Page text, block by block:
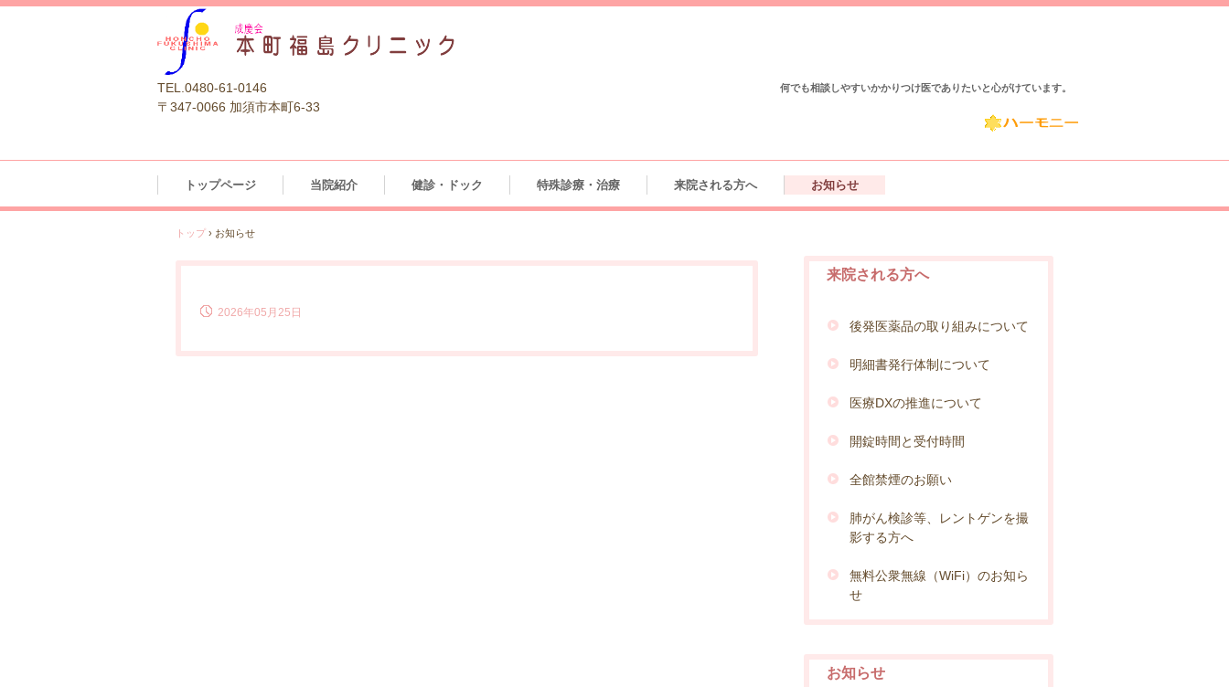
何でも相談しやすいかかりつけ医でありたいと心がけています。
TEL.0480-61-0146
〒347-0066 加須市本町6-33
トップページ 当院紹介 健診・ドック 特殊診療・治療 来院される方へ お知らせ
トップ › お知らせ
2026年05月25日
来院される方へ
後発医薬品の取り組みについて
明細書発行体制について
医療DXの推進について
開錠時間と受付時間
全館禁煙のお願い
肺がん検診等、レントゲンを撮
影する方へ
無料公衆無線（WiFi）のお知ら
せ
お知らせ